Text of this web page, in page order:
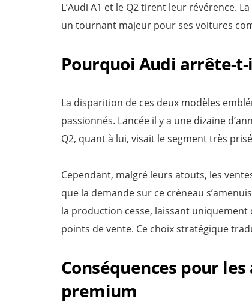
L’Audi A1 et le Q2 tirent leur révérence.
un tournant majeur pour ses voitures
Pourquoi Audi arrête-t-
La disparition de ces deux modèles
passionnés. Lancée il y a une dizaine
Q2, quant à lui, visait le segment très
Cependant, malgré leurs atouts, les
que la demande sur ce créneau
la production cesse, laissant
points de vente. Ce choix stratégique
Conséquences pour
premium